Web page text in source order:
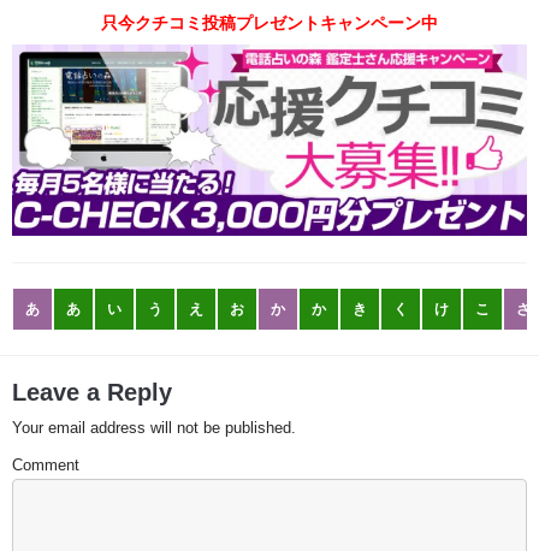
只今クチコミ投稿プレゼントキャンペーン中
あ あ い う え お か か き く け こ さ
Leave a Reply
Your email address will not be published.
Comment